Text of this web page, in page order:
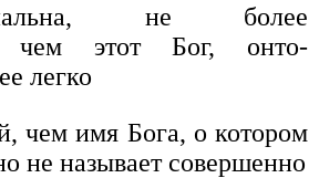
не более
чем этот Бог, онто-
легко
чем имя Бога, о котором
не называет совершенно